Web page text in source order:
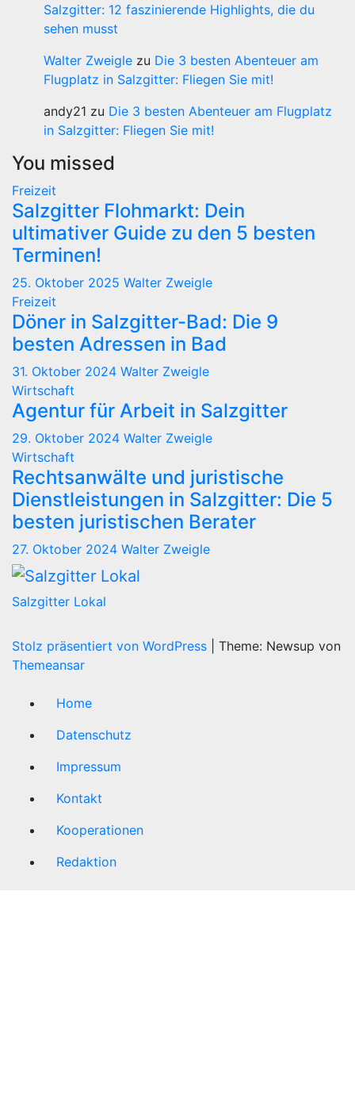
Salzgitter: 12 faszinierende Highlights, die du
sehen musst
Walter Zweigle zu Die 3 besten Abenteuer am
Flugplatz in Salzgitter: Fliegen Sie mit!
andy21 zu Die 3 besten Abenteuer am Flugplatz
in Salzgitter: Fliegen Sie mit!
You missed
Freizeit
Salzgitter Flohmarkt: Dein
ultimativer Guide zu den 5 besten
Terminen!
25. Oktober 2025 Walter Zweigle
Freizeit
Döner in Salzgitter-Bad: Die 9
besten Adressen in Bad
31. Oktober 2024 Walter Zweigle
Wirtschaft
Agentur für Arbeit in Salzgitter
29. Oktober 2024 Walter Zweigle
Wirtschaft
Rechtsanwälte und juristische
Dienstleistungen in Salzgitter: Die 5
besten juristischen Berater
27. Oktober 2024 Walter Zweigle
Salzgitter Lokal
Stolz präsentiert von WordPress
Theme: Newsup von
Themeansar
Home
Datenschutz
Impressum
Kontakt
Kooperationen
Redaktion